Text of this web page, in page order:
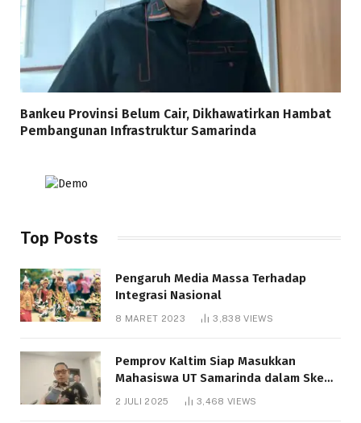
Bankeu Provinsi Belum Cair, Dikhawatirkan Hambat
Pembangunan Infrastruktur Samarinda
Top Posts
Pengaruh Media Massa Terhadap
Integrasi Nasional
8 MARET 2023 3,838VIEWS
Pemprov Kaltim Siap Masukkan
Mahasiswa UT Samarinda dalam Skema
Bantuan Pendidikan Gratispol
2 JULI 2025 3,468 VIEWS